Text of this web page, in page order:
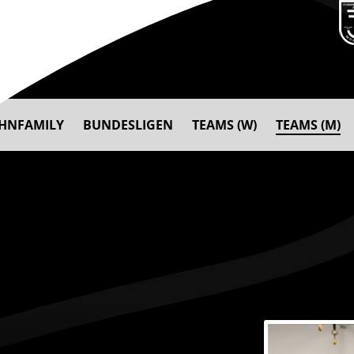
BUNDESLIGEN TEAMS (W) TEAMS (M)